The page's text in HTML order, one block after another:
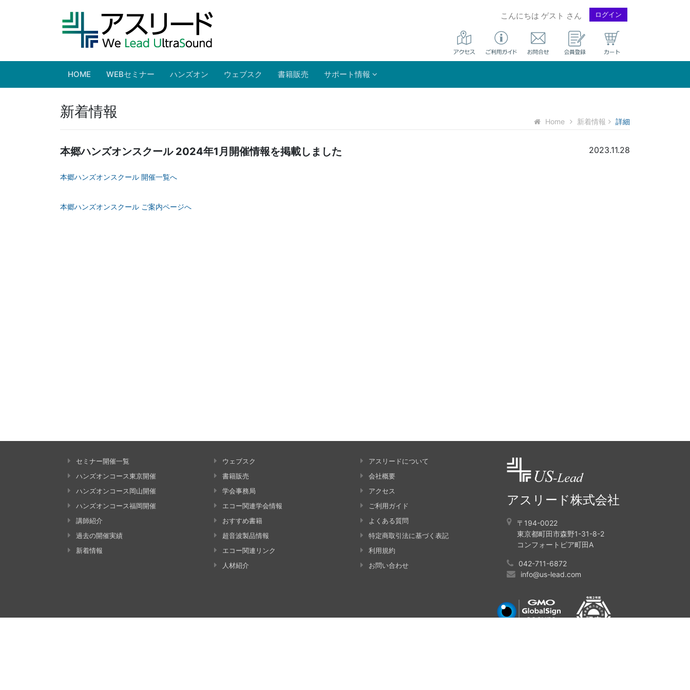
こんにちは ゲスト さん ログイン
HOME WEBセミナー ハンズオン ウェブスク 書籍販売 サポート情報
新着情報
Home 新着情報 詳細
本郷ハンズオンスクール 2024年1月開催情報を掲載しました 2023.11.28
本郷ハンズオンスクール 開催一覧へ
本郷ハンズオンスクール ご案内ページへ
セミナー開催一覧
ハンズオンコース東京開催
ハンズオンコース岡山開催
ハンズオンコース福岡開催
講師紹介
過去の開催実績
新着情報
ウェブスク
書籍販売
学会事務局
エコー関連学会情報
おすすめ書籍
超音波製品情報
エコー関連リンク
人材紹介
アスリードについて
会社概要
アクセス
ご利用ガイド
よくある質問
特定商取引法に基づく表記
利用規約
お問い合わせ
アスリード株式会社
〒194-0022
東京都町田市森野1-31-8-2
コンフォートピア町田A
042-711-6872
info@us-lead.com